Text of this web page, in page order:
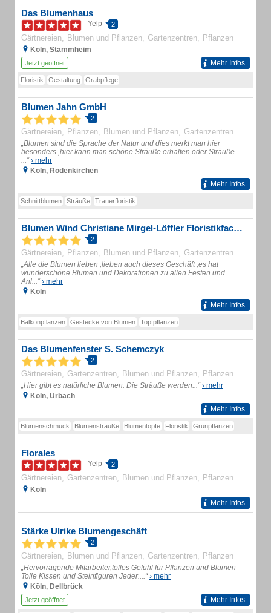
Das Blumenhaus
Yelp 2
Gärtnereien Blumen und Pflanzen Gartenzentren Pflanzen
Köln, Stammheim
Jetzt geöffnet Mehr Infos
Floristik Gestaltung Grabpflege
Blumen Jahn GmbH
2
Gärtnereien Pflanzen Blumen und Pflanzen Gartenzentren
„Blumen sind die Sprache der Natur und dies merkt man hier
besonders ,hier kann man schöne Sträuße erhalten oder Sträuße
...“› mehr
Köln, Rodenkirchen
Mehr Infos
Schnittblumen Sträuße Trauerfloristik
Blumen Wind Christiane Mirgel-Löffler Floristikfachgeschäft
2
Gärtnereien Pflanzen Blumen und Pflanzen Gartenzentren
„Alle die Blumen lieben ,lieben auch dieses Geschäft ,es hat
wunderschöne Blumen und Dekorationen zu allen Festen und
Anl...“› mehr
Köln
Mehr Infos
Balkonpflanzen Gestecke von Blumen Topfpflanzen
Das Blumenfenster S. Schemczyk
2
Gärtnereien Gartenzentren Blumen und Pflanzen Pflanzen
„Hier gibt es natürliche Blumen. Die Sträuße werden...“› mehr
Köln, Urbach
Mehr Infos
Blumenschmuck Blumensträuße Blumentöpfe Floristik Grünpflanzen
Florales
Yelp 2
Gärtnereien Gartenzentren Blumen und Pflanzen Pflanzen
Köln
Mehr Infos
Stärke Ulrike Blumengeschäft
2
Gärtnereien Blumen und Pflanzen Gartenzentren Pflanzen
„Hervorragende Mitarbeiter,tolles Gefühl für Pflanzen und Blumen
Tolle Kissen und Steinfiguren Jeder....“› mehr
Köln, Dellbrück
Jetzt geöffnet Mehr Infos